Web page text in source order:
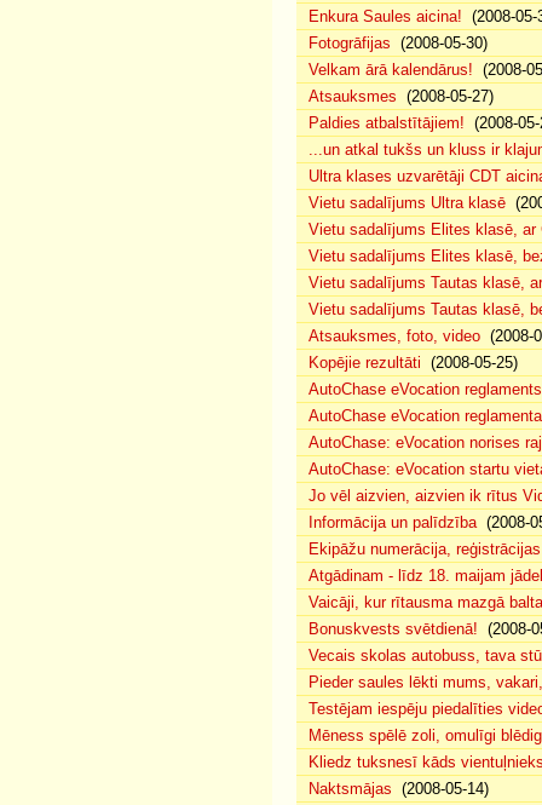
Enkura Saules aicina! (2008-05-
Fotogrāfijas (2008-05-30)
Velkam ārā kalendārus! (2008-
Atsauksmes (2008-05-27)
Paldies atbalstītājiem! (2008-
...un atkal tukšs un kluss ir
Ultra klases uzvarētāji CDT
Vietu sadalījums Ultra klasē
Vietu sadalījums Elites klasē, ar
Vietu sadalījums Elites klasē,
Vietu sadalījums Tautas klasē,
Vietu sadalījums Tautas klasē,
Atsauksmes, foto, video (2008-
Kopējie rezultāti (2008-05-25)
AutoChase eVocation reglaments
AutoChase eVocation
AutoChase: eVocation norises
AutoChase: eVocation startu
Jo vēl aizvien, aizvien ik rītus
Informācija un palīdzība(2008-
Ekipāžu numerācija,
Atgādinam - līdz 18. maijam
Vaicāji, kur rītausma mazgā
Bonuskvests svētdienā! (2008-
Vecais skolas autobuss, tava
Pieder saules lēkti mums,
Testējam iespēju piedalīties
Mēness spēlē zoli, omulīgi
Kliedz tuksnesī kāds
Naktsmājas (2008-05-14)